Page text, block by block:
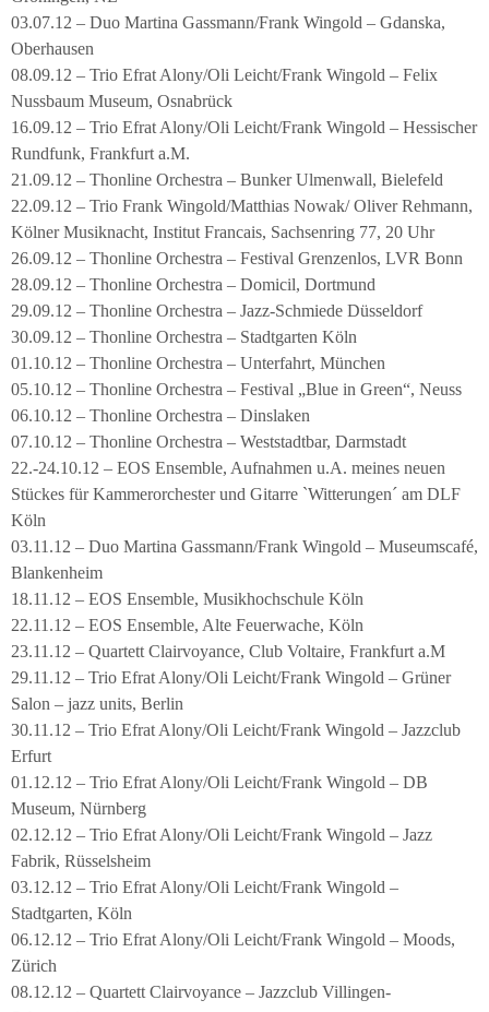
03.07.12 – Duo Martina Gassmann/Frank Wingold – Gdanska,
Oberhausen
08.09.12 – Trio Efrat Alony/Oli Leicht/Frank Wingold – Felix
Nussbaum Museum, Osnabrück
16.09.12 – Trio Efrat Alony/Oli Leicht/Frank Wingold – Hessischer
Rundfunk, Frankfurt a.M.
21.09.12 – Thonline Orchestra – Bunker Ulmenwall, Bielefeld
22.09.12 – Trio Frank Wingold/Matthias Nowak/ Oliver Rehmann,
Kölner Musiknacht, Institut Francais, Sachsenring 77, 20 Uhr
26.09.12 – Thonline Orchestra – Festival Grenzenlos, LVR Bonn
28.09.12 – Thonline Orchestra – Domicil, Dortmund
29.09.12 – Thonline Orchestra – Jazz-Schmiede Düsseldorf
30.09.12 – Thonline Orchestra – Stadtgarten Köln
01.10.12 – Thonline Orchestra – Unterfahrt, München
05.10.12 – Thonline Orchestra – Festival „Blue in Green“, Neuss
06.10.12 – Thonline Orchestra – Dinslaken
07.10.12 – Thonline Orchestra – Weststadtbar, Darmstadt
22.-24.10.12 – EOS Ensemble, Aufnahmen u.A. meines neuen
Stückes für Kammerorchester und Gitarre `Witterungen´ am DLF
Köln
03.11.12 – Duo Martina Gassmann/Frank Wingold – Museumscafé,
Blankenheim
18.11.12 – EOS Ensemble, Musikhochschule Köln
22.11.12 – EOS Ensemble, Alte Feuerwache, Köln
23.11.12 – Quartett Clairvoyance, Club Voltaire, Frankfurt a.M
29.11.12 – Trio Efrat Alony/Oli Leicht/Frank Wingold – Grüner
Salon – jazz units, Berlin
30.11.12 – Trio Efrat Alony/Oli Leicht/Frank Wingold – Jazzclub
Erfurt
01.12.12 – Trio Efrat Alony/Oli Leicht/Frank Wingold – DB
Museum, Nürnberg
02.12.12 – Trio Efrat Alony/Oli Leicht/Frank Wingold – Jazz
Fabrik, Rüsselsheim
03.12.12 – Trio Efrat Alony/Oli Leicht/Frank Wingold –
Stadtgarten, Köln
06.12.12 – Trio Efrat Alony/Oli Leicht/Frank Wingold – Moods,
Zürich
08.12.12 – Quartett Clairvoyance – Jazzclub Villingen-